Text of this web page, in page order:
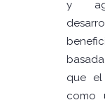
y
que el
como